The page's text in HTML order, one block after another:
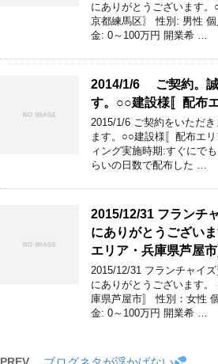
にありがとうございます
京都練馬区〗 性別: 男性
金: 0～100万円 開業希 …
2014/1/6 ご契約。誠
す。○○建設様〚配布
2015/1/6 ご契約をいただ
ます。○○建設様〚配布エ
ィング実施時期:すぐにで
らいの日数で配布した …
2015/12/31 フランチ
にありがとうござい
エリア・兵庫県芦屋市
2015/12/31 フランチャイ
にありがとうございます
庫県芦屋市〛 性別：女性
金: 0～100万円 開業希 …